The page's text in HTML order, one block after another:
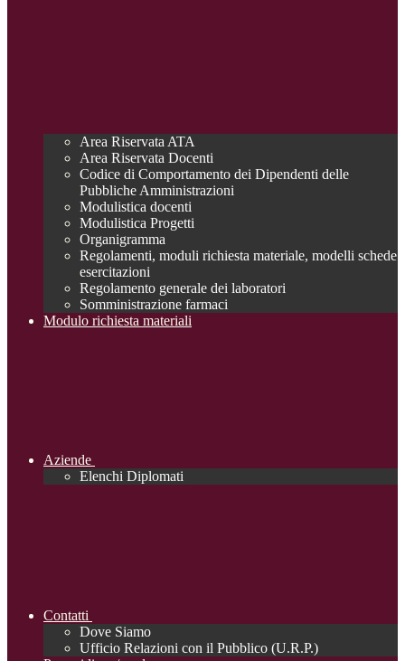
Area Riservata ATA
Area Riservata Docenti
Codice di Comportamento dei Dipendenti delle
Pubbliche Amministrazioni
Modulistica docenti
Modulistica Progetti
Organigramma
Regolamenti, moduli richiesta materiale, modelli schede
esercitazioni
Regolamento generale dei laboratori
Somministrazione farmaci
Modulo richiesta materiali
Aziende
Elenchi Diplomati
Contatti
Dove Siamo
Ufficio Relazioni con il Pubblico (U.R.P.)